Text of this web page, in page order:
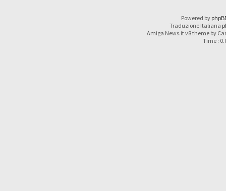
Powered by
Traduzione Italiana
Amiga News.it v8 theme by
Time :